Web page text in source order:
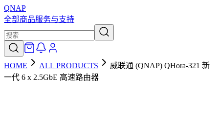
QNAP
全部商品服务与支持
HOME ALL PRODUCTS
威联通 (QNAP) QHora-321 新
一代 6 x 2.5GbE 高速路由器